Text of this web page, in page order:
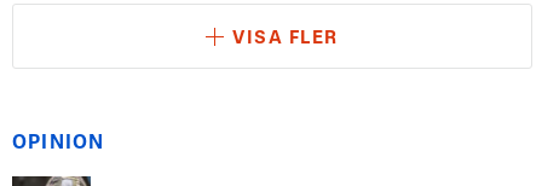
VISA FLER
OPINION